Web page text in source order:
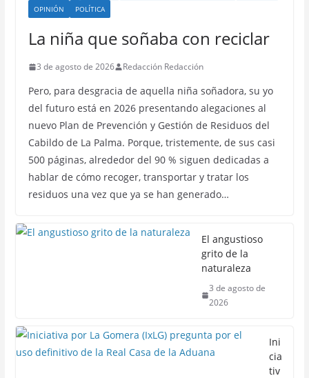
OPINIÓN
POLÍTICA
La niña que soñaba con reciclar
3 de agosto de 2026 Redacción Redacción
Pero, para desgracia de aquella niña soñadora, su yo
del futuro está en 2026 presentando alegaciones al
nuevo Plan de Prevención y Gestión de Residuos del
Cabildo de La Palma. Porque, tristemente, de sus casi
500 páginas, alrededor del 90 % siguen dedicadas a
hablar de cómo recoger, transportar y tratar los
residuos una vez que ya se han generado…
El angustioso
grito de la
naturaleza
3 de agosto de
2026
Ini
cia
tiv